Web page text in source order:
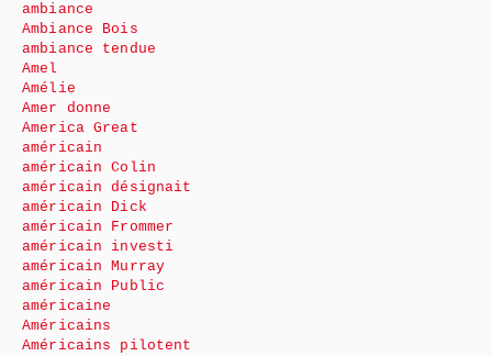
ambiance
Ambiance Bois
ambiance tendue
Amel
Amélie
Amer donne
America Great
américain
américain Colin
américain désignait
américain Dick
américain Frommer
américain investi
américain Murray
américain Public
américaine
Américains
Américains pilotent